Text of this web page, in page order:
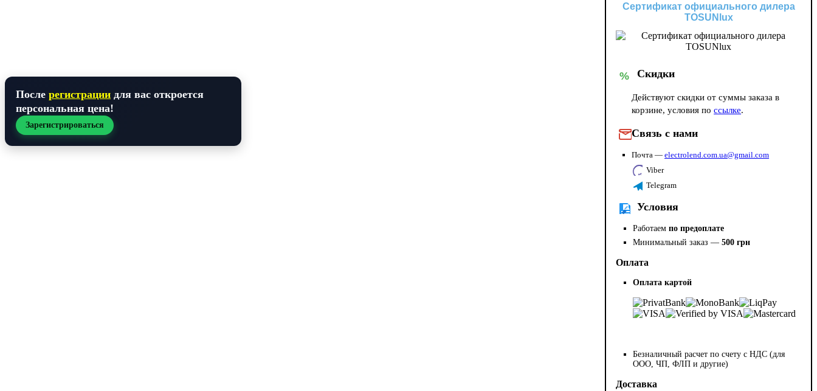
После регистрации для вас откроется
персональная цена!
Зарегистрироваться
Сертификат официального дилера
TOSUNlux
% Скидки
Действуют скидки от суммы заказа в
корзине, условия поссылке.
Связь с нами
Почта —electrolend.com.ua@gmail.com
Viber
Telegram
Условия
Работаемпо предоплате
Минимальный заказ —500 грн
Оплата
Оплата картой
Безналичный расчет по счету с НДС (для
ООО, ЧП, ФЛП и другие)
Доставка